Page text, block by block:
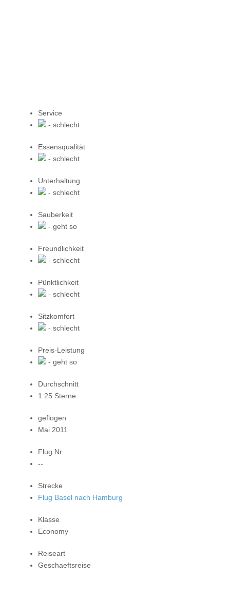
Service
- schlecht
Essensqualität
- schlecht
Unterhaltung
- schlecht
Sauberkeit
- geht so
Freundlichkeit
- schlecht
Pünktlichkeit
- schlecht
Sitzkomfort
- schlecht
Preis-Leistung
- geht so
Durchschnitt
1.25 Sterne
geflogen
Mai 2011
Flug Nr.
--
Strecke
Flug Basel nach Hamburg
Klasse
Economy
Reiseart
Geschaeftsreise